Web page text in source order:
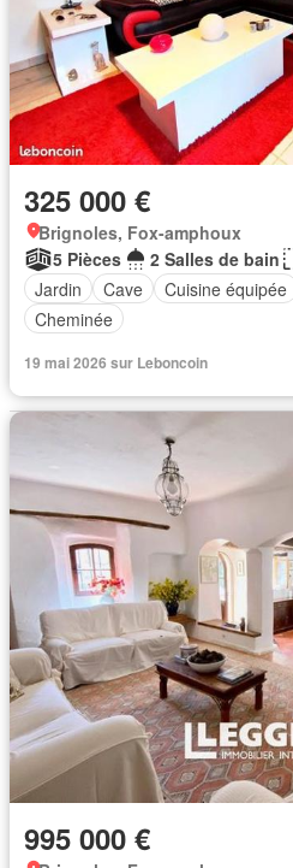
325 000 €
Brignoles, Fox-amphoux
5 Pièces
2 Salles de bain
Jardin
Cave Cuisine équipée
Cheminée
19 mai 2026 sur Leboncoin
995 000 €